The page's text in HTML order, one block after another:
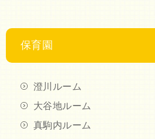
保育園
澄川ルーム
大谷地ルーム
真駒内ルーム